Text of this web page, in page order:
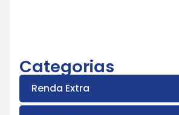
Categorias
Renda Extra